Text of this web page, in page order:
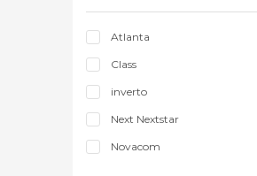
Atlanta
Class
inverto
Next Nextstar
Novacom